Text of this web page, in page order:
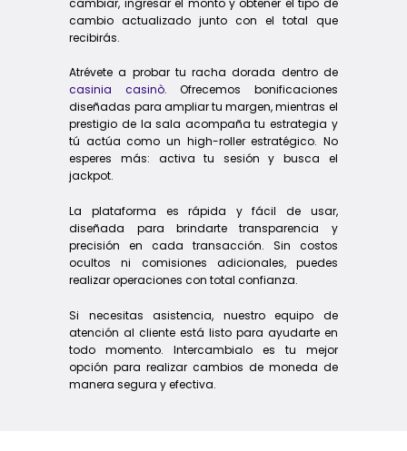
cambiar, ingresar el monto y obtener el tipo de
cambio actualizado junto con el total que
recibirás.
Atrévete a probar tu racha dorada dentro de
casinia casinò. Ofrecemos bonificaciones
diseñadas para ampliar tu margen, mientras el
prestigio de la sala acompaña tu estrategia y
tú actúa como un high-roller estratégico. No
esperes más: activa tu sesión y busca el
jackpot.
La plataforma es rápida y fácil de usar,
diseñada para brindarte transparencia y
precisión en cada transacción. Sin costos
ocultos ni comisiones adicionales, puedes
realizar operaciones con total confianza.
Si necesitas asistencia, nuestro equipo de
atención al cliente está listo para ayudarte en
todo momento. Intercambialo es tu mejor
opción para realizar cambios de moneda de
manera segura y efectiva.